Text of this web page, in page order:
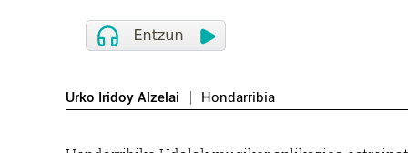
Urko Iridoy Alzelai Hondarribia